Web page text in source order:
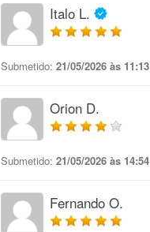
Italo L.
Submetido: 21/05/2026 às 11:13
Orion D.
Submetido: 21/05/2026 às 14:54
Fernando O.